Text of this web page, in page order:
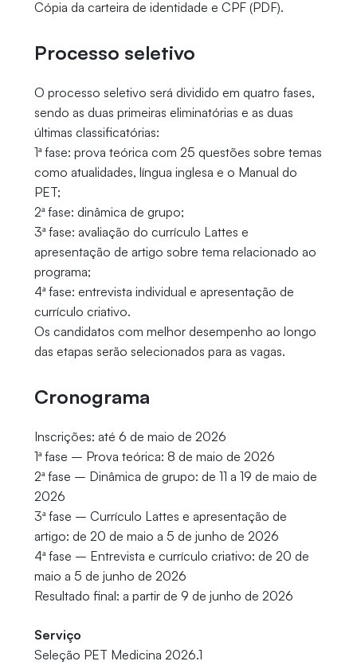
Cópia da carteira de identidade e CPF (PDF).
Processo seletivo
O processo seletivo será dividido em quatro fases,
sendo as duas primeiras eliminatórias e as duas
últimas classificatórias:
1ª fase: prova teórica com 25 questões sobre temas
como atualidades, língua inglesa e o Manual do
PET;
2ª fase: dinâmica de grupo;
3ª fase: avaliação do currículo Lattes e
apresentação de artigo sobre tema relacionado ao
programa;
4ª fase: entrevista individual e apresentação de
currículo criativo.
Os candidatos com melhor desempenho ao longo
das etapas serão selecionados para as vagas.
Cronograma
Inscrições: até 6 de maio de 2026
1ª fase – Prova teórica: 8 de maio de 2026
2ª fase – Dinâmica de grupo: de 11 a 19 de maio de
2026
3ª fase – Currículo Lattes e apresentação de
artigo: de 20 de maio a 5 de junho de 2026
4ª fase – Entrevista e currículo criativo: de 20 de
maio a 5 de junho de 2026
Resultado final: a partir de 9 de junho de 2026
Serviço
Seleção PET Medicina 2026.1